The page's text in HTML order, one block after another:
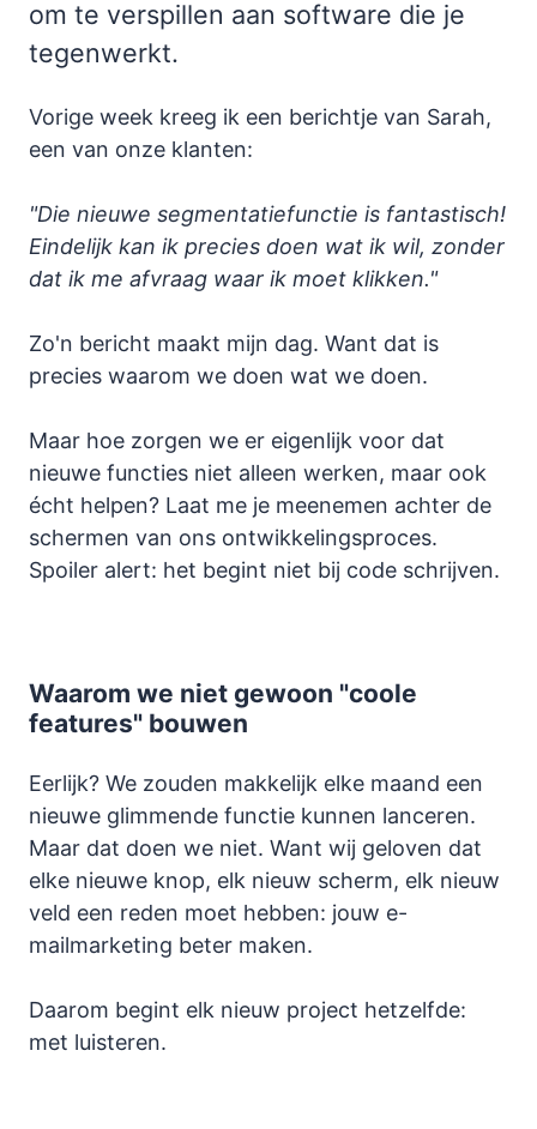
om te verspillen aan software die je
tegenwerkt.
Vorige week kreeg ik een berichtje van Sarah,
een van onze klanten:
"Die nieuwe segmentatiefunctie is fantastisch!
Eindelijk kan ik precies doen wat ik wil, zonder
dat ik me afvraag waar ik moet klikken."
Zo'n bericht maakt mijn dag. Want dat is
precies waarom we doen wat we doen.
Maar hoe zorgen we er eigenlijk voor dat
nieuwe functies niet alleen werken, maar ook
écht helpen? Laat me je meenemen achter de
schermen van ons ontwikkelingsproces.
Spoiler alert: het begint niet bij code schrijven.
Waarom we niet gewoon "coole
features" bouwen
Eerlijk? We zouden makkelijk elke maand een
nieuwe glimmende functie kunnen lanceren.
Maar dat doen we niet. Want wij geloven dat
elke nieuwe knop, elk nieuw scherm, elk nieuw
veld een reden moet hebben: jouw e-
mailmarketing beter maken.
Daarom begint elk nieuw project hetzelfde:
met luisteren.